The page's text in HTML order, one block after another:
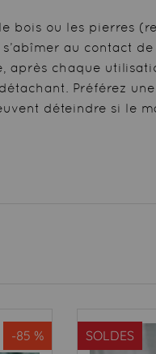
bois ou les pierres
au contact de
après chaque
Préférez
déteindre si le
-85 % SOLDES